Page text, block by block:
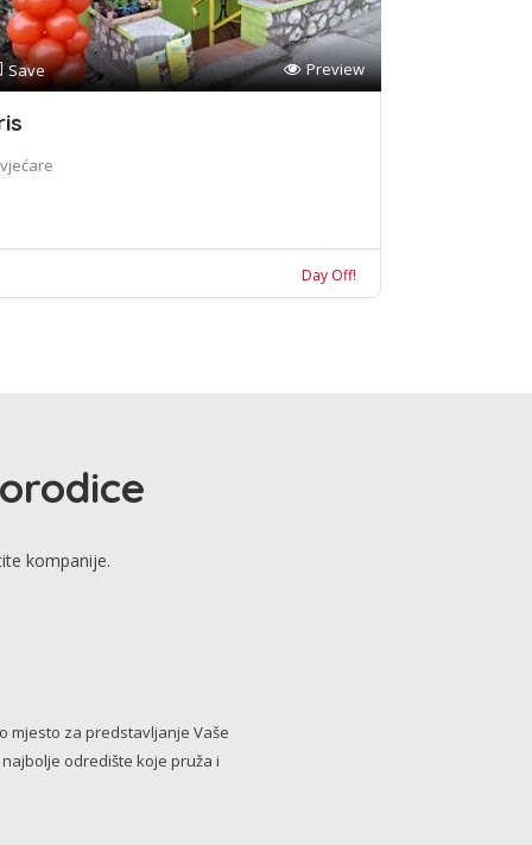
Save Preview
Day Off!
kompanije.
mjesto za predstavljanje Vaše
odredište koje pruža i